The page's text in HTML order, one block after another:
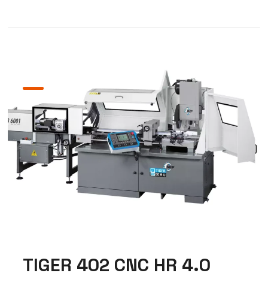
TIGER 402 CNC HR 4.0